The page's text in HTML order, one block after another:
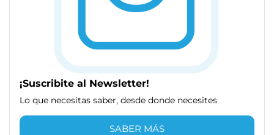
¡Suscribite al Newsletter!
Lo que necesitas saber, desde donde necesites
SABER MÁS